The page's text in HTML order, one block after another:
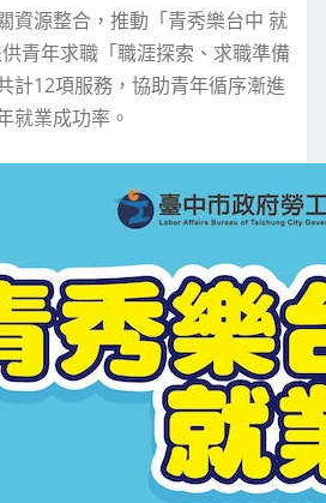
資源整合，推動「青秀樂台中 就
青年求職「職涯探索、求職準備
計12項服務，協助青年循序漸進
就業成功率。